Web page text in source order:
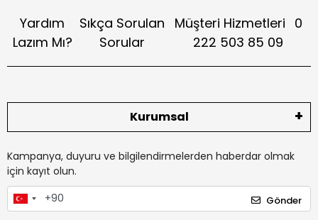
Yardım
Lazım Mı?
Sıkça Sorulan
Sorular
Müşteri Hizmetleri 0
222 503 85 09
Kurumsal
Kampanya, duyuru ve bilgilendirmelerden haberdar olmak
için kayıt olun.
Gönder